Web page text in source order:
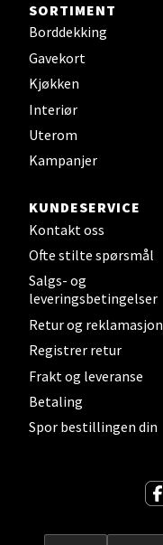
SORTIMENT
Borddekking
Gavekort
Kjøkken
Interiør
Uterom
Kampanjer
KUNDESERVICE
Kontakt oss
Ofte stilte spørsmål
Salgs- og
leveringsbetingelser
Retur og reklamasjon
Registrer retur
Frakt og leveranse
Betaling
Spor bestillingen din
Bergen -
Myrdalsvegen 2,
Åpent i dag 10-21
Sandefjord
Torget 7, 3210
Åpent i dag 10-20
Tromsø -
Karlsøyveien 12,